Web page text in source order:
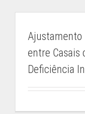
Ajustamento
entre Casais
Deficiência